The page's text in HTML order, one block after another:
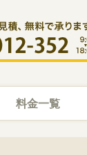
料金一覧